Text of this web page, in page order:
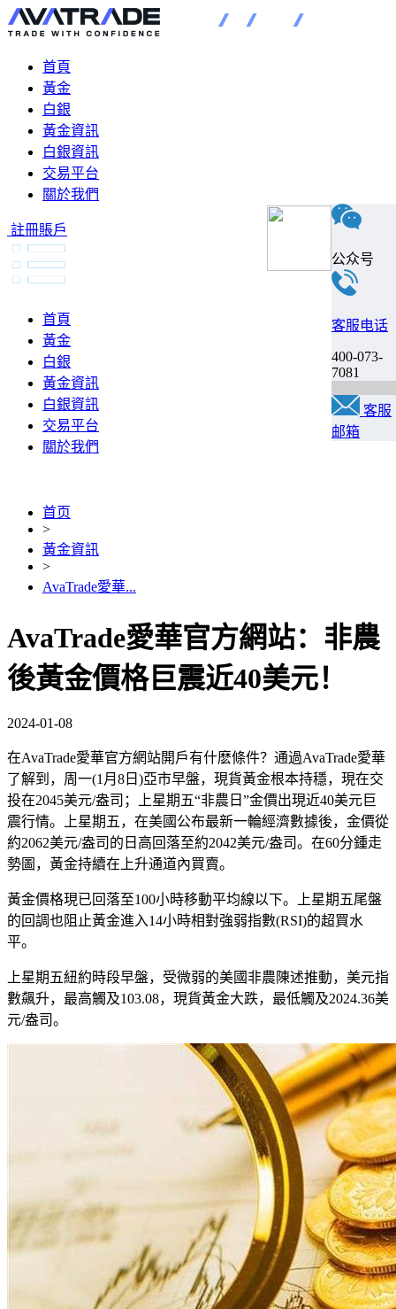
首頁
黃金
白銀
黃金資訊
白銀資訊
交易平台
關於我們
註冊賬戶
首頁
黃金
白銀
黃金資訊
白銀資訊
交易平台
關於我們
首页
>
黃金資訊
>
AvaTrade愛華...
AvaTrade愛華官方網站：非農
後黃金價格巨震近40美元！
2024-01-08
在AvaTrade愛華官方網站開戶有什麽條件？通過AvaTrade愛華
了解到，周一(1月8日)亞市早盤，現貨黃金根本持穩，現在交
投在2045美元/盎司；上星期五“非農日”金價出現近40美元巨
震行情。上星期五，在美國公布最新一輪經濟數據後，金價從
約2062美元/盎司的日高回落至約2042美元/盎司。在60分鍾走
勢圖，黃金持續在上升通道內買賣。
黃金價格現已回落至100小時移動平均線以下。上星期五尾盤
的回調也阻止黃金進入14小時相對強弱指數(RSI)的超買水
平。
上星期五紐約時段早盤，受微弱的美國非農陳述推動，美元指
數飆升，最高觸及103.08，現貨黃金大跌，最低觸及2024.36美
元/盎司。
公众号
客服电话
400-073-
7081
客服
邮箱